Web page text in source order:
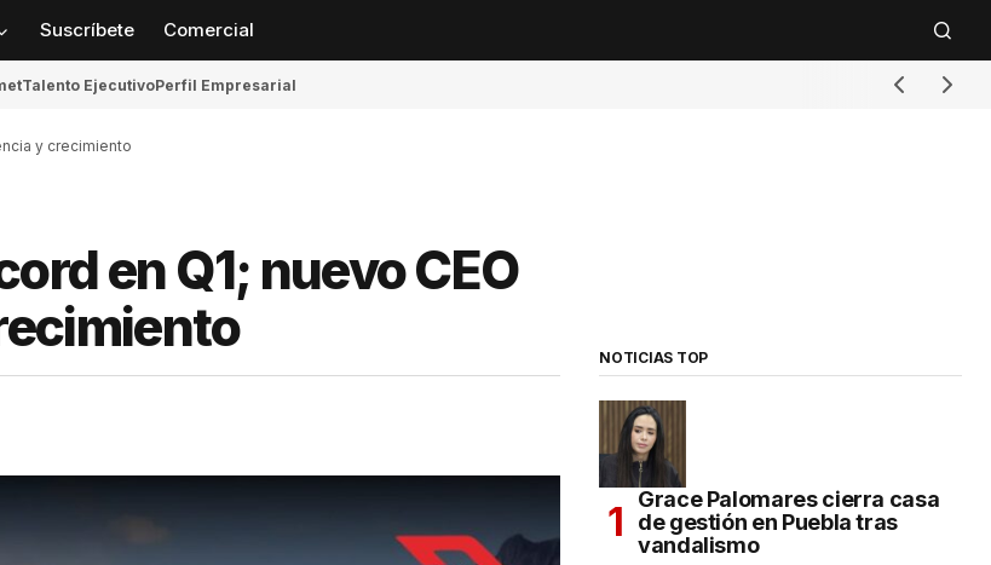
Suscríbete Comercial
Talento EjecutivoPerfil Empresarial
y crecimiento
en Q1; nuevo CEO
NOTICIAS TOP
Grace Palomares cierra casa
de gestión en Puebla tras
vandalismo